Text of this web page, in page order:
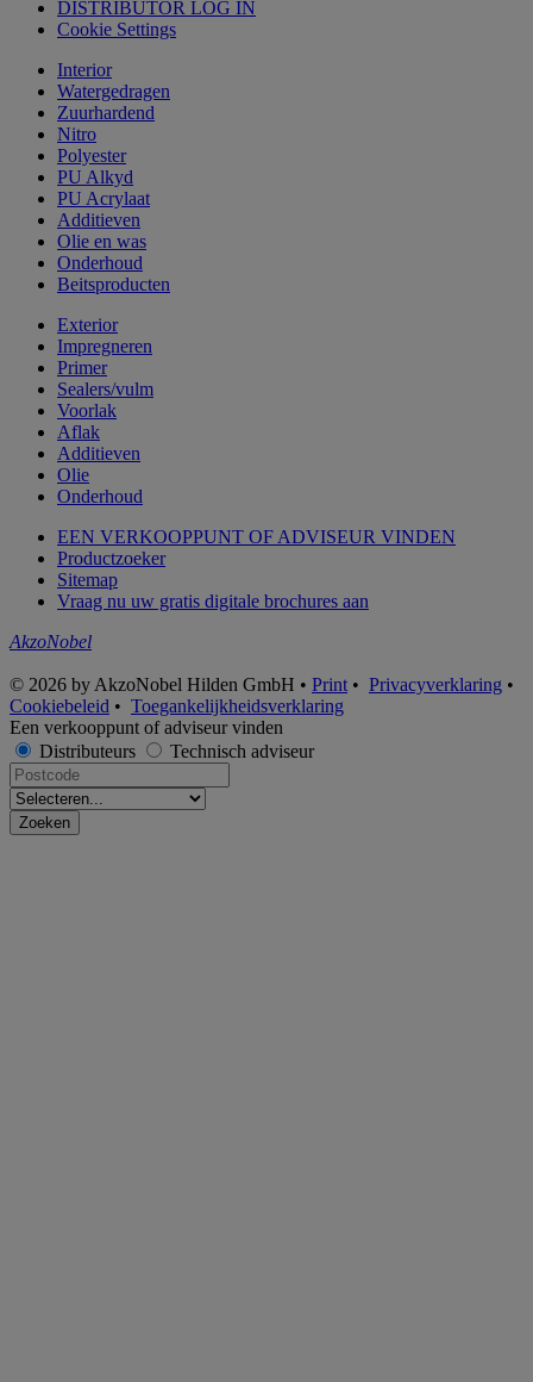
DISTRIBUTOR LOG IN
Cookie Settings
Interior
Watergedragen
Zuurhardend
Nitro
Polyester
PU Alkyd
PU Acrylaat
Additieven
Olie en was
Onderhoud
Beitsproducten
Exterior
Impregneren
Primer
Sealers/vulm
Voorlak
Aflak
Additieven
Olie
Onderhoud
EEN VERKOOPPUNT OF ADVISEUR VINDEN
Productzoeker
Sitemap
Vraag nu uw gratis digitale brochures aan
AkzoNobel
© 2026 by AkzoNobel Hilden GmbH • Print • Privacyverklaring •
Cookiebeleid • Toegankelijkheidsverklaring
Een verkooppunt of adviseur vinden
Distributeurs
Technisch adviseur